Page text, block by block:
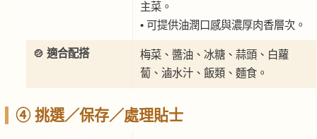
主菜。
• 可提供油潤口感與濃厚肉香層次。
🍲 適合配搭
梅菜、醬油、冰糖、蒜頭、白蘿
蔔、滷水汁、飯類、麵食。
④ 挑選／保存／處理貼士